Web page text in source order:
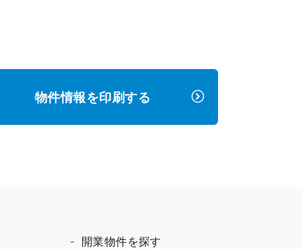
物件情報を印刷する
開業物件を探す